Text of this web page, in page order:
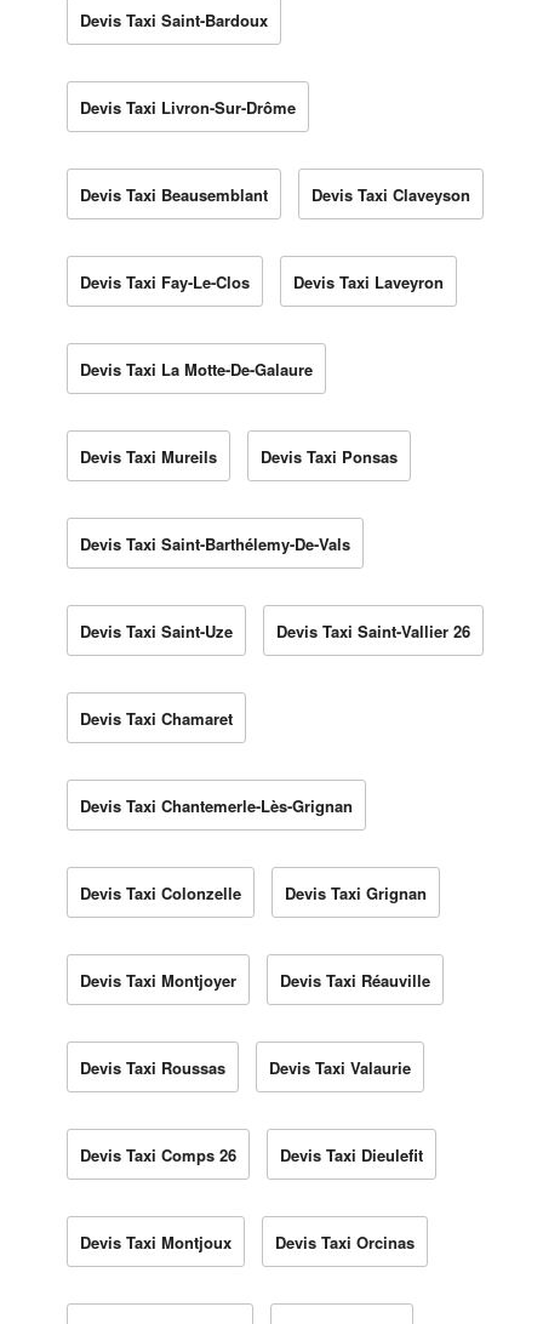
Devis Taxi Saint-Bardoux
Devis Taxi Livron-Sur-Drôme
Devis Taxi Beausemblant Devis Taxi Claveyson
Devis Taxi Fay-Le-Clos Devis Taxi Laveyron
Devis Taxi La Motte-De-Galaure
Devis Taxi Mureils Devis Taxi Ponsas
Devis Taxi Saint-Barthélemy-De-Vals
Devis Taxi Saint-Uze Devis Taxi Saint-Vallier 26
Devis Taxi Chamaret
Devis Taxi Chantemerle-Lès-Grignan
Devis Taxi Colonzelle Devis Taxi Grignan
Devis Taxi Montjoyer Devis Taxi Réauville
Devis Taxi Roussas Devis Taxi Valaurie
Devis Taxi Comps 26 Devis Taxi Dieulefit
Devis Taxi Montjoux Devis Taxi Orcinas